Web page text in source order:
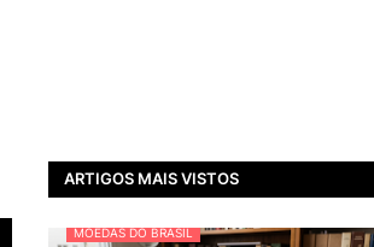
ARTIGOS MAIS VISTOS
MOEDAS DO BRASIL